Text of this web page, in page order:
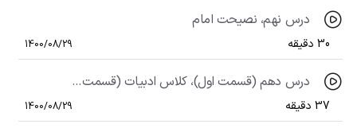
درس نهم، نصیحت امام
30 دقیقه 1400/08/29
درس دهم (قسمت اول)، کلاس ادبیات (قسمت اول)
37 دقیقه 1400/08/29